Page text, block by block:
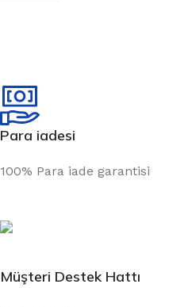
Para iadesi
100% Para iade garantisi
Müşteri Destek Hattı